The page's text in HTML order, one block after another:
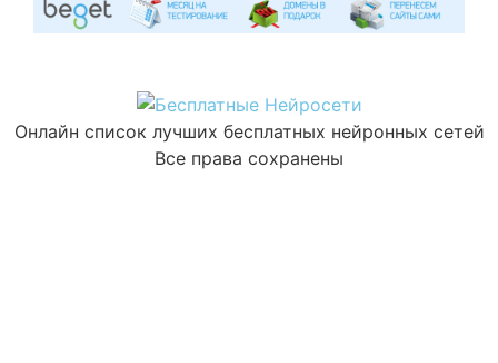
Онлайн список лучших бесплатных нейронных сетей
Все права сохранены